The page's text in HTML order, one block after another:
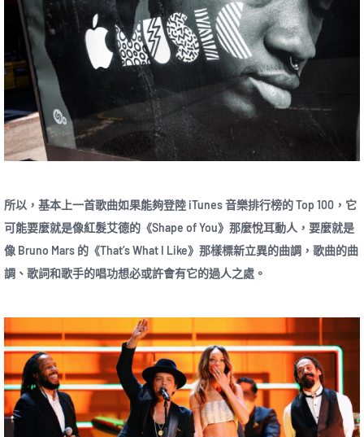
所以，基本上一首歌曲如果能夠登陸 iTunes 音樂排行榜的 Top 100，它
可能要麼就是像紅髮艾德的《Shape of You》那麼悅耳動人，要麼就是
像 Bruno Mars 的《That’s What I Like》那樣標新立異的曲調，歌曲的曲
調、歌詞和歌手的唱功想必或許會有它的過人之處。